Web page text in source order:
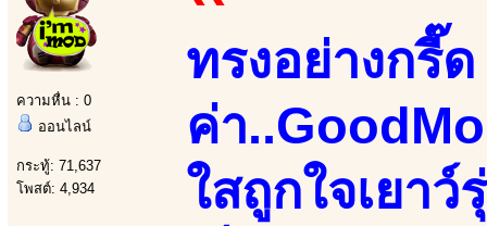
ความหื่น : 0
ออนไลน์
กระทู้: 71,637
โพสต์: 4,934
ทรงอย่างกรี๊
ค่า
ใสถูกใจเยา